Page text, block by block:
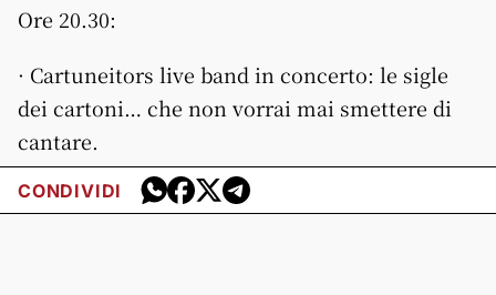
Ore 20.30:
· Cartuneitors live band in concerto: le sigle
dei cartoni… che non vorrai mai smettere di
cantare.
CONDIVIDI